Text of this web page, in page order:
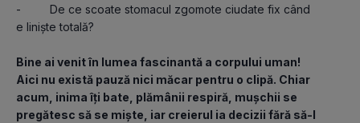
-         De ce scoate stomacul zgomote ciudate fix când
e liniște totală?
Bine ai venit în lumea fascinantă a corpului uman!
Aici nu există pauză nici măcar pentru o clipă. Chiar
acum, inima îți bate, plămânii respiră, mușchii se
pregătesc să se miște, iar creierul ia decizii fără să-l